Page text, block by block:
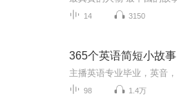
14 3150
365个英语简短小故事
98 1.4万